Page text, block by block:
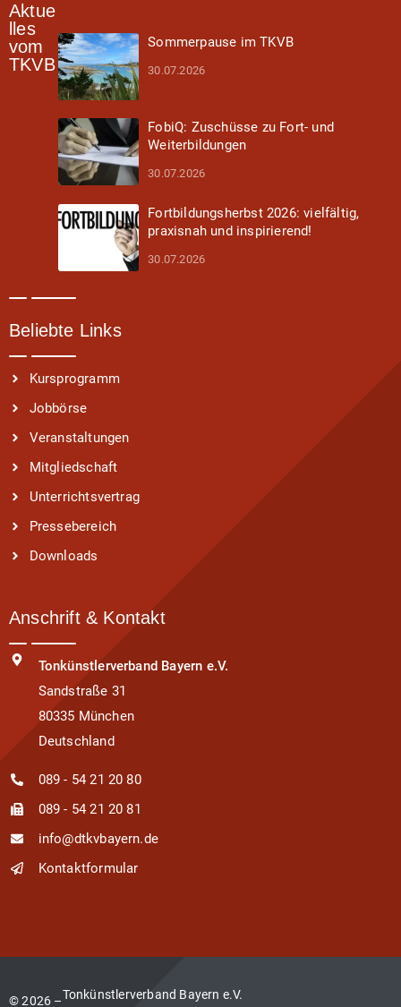
Aktue
lles
vom
TKVB
Sommerpause im TKVB
30.07.2026
FobiQ: Zuschüsse zu Fort- und
Weiterbildungen
30.07.2026
Fortbildungsherbst 2026: vielfältig,
praxisnah und inspirierend!
30.07.2026
Beliebte Links
Kursprogramm
Jobbörse
Veranstaltungen
Mitgliedschaft
Unterrichtsvertrag
Pressebereich
Downloads
Anschrift & Kontakt
Tonkünstlerverband Bayern e.V.
Sandstraße 31
80335 München
Deutschland
089 - 54 21 20 80
089 - 54 21 20 81
info@dtkvbayern.de
Kontaktformular
© 2026 –Tonkünstlerverband Bayern e.V.